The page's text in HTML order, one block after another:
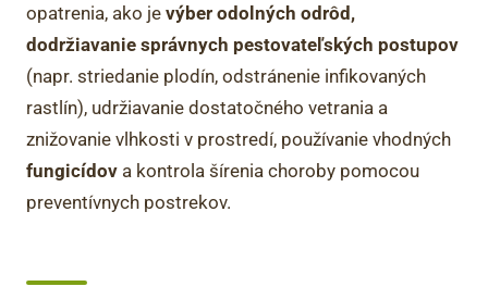
opatrenia, ako je výber odolných odrôd,
dodržiavanie správnych pestovateľských postupov
(napr. striedanie plodín, odstránenie infikovaných
rastlín), udržiavanie dostatočného vetrania a
znižovanie vlhkosti v prostredí, používanie vhodných
fungicídov a kontrola šírenia choroby pomocou
preventívnych postrekov.